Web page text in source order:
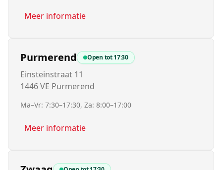
Meer informatie
Purmerend Open tot17:30
Einsteinstraat 11
1446 VE Purmerend
Ma–Vr: 7:30–17:30, Za: 8:00–17:00
Meer informatie